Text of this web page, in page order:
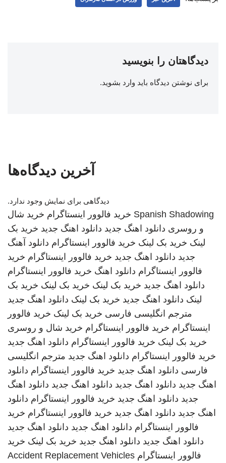
دیدگاهتان را بنویسید
برای نوشتن دیدگاه باید وارد بشوید.
آخرین دیدگاه‌ها
دیدگاهی برای نمایش وجود ندارد.
Spanish Shadowing خرید فالوور اینستاگرام خرید شال
و روسری دانلود اهنگ جدید دانلود اهنگ جدید خرید بک
لینک خرید بک لینک خرید فالوور اینستاگرام دانلود آهنگ
جدید دانلود اهنگ جدید خرید فالوور اینستاگرام خرید
فالوور اینستاگرام دانلود اهنگ خرید فالوور اینستاگرام
دانلود اهنگ جدید خرید بک لینک خرید بک لینک خرید بک
لینک دانلود اهنگ جدید خرید بک لینک دانلود اهنگ جدید
مترجم انگلیسی فارسی خرید بک لینک خرید فالوور
اینستاگرام خرید فالوور اینستاگرام خرید شال و روسری
خرید بک لینک خرید فالوور اینستاگرام دانلود اهنگ جدید
خرید فالوور اینستاگرام دانلود اهنگ جدید مترجم انگلیسی
فارسی دانلود اهنگ جدید خرید فالوور اینستاگرام دانلود
اهنگ جدید دانلود اهنگ جدید دانلود اهنگ جدید دانلود اهنگ
جدید دانلود اهنگ جدید خرید فالوور اینستاگرام دانلود
اهنگ جدید دانلود اهنگ جدید خرید فالوور اینستاگرام خرید
فالوور اینستاگرام دانلود اهنگ جدید دانلود اهنگ جدید
دانلود اهنگ جدید دانلود اهنگ جدید خرید بک لینک خرید
فالوور اینستاگرام Accident Replacement Vehicles